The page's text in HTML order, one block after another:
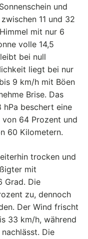
und
11 und 32
mit nur 6
volle 14,5
bei null
liegt bei nur
9 km/h mit Böen
Brise. Das
beschert eine
64 Prozent und
60 Kilometern.
trocken und
mit
Grad. Die
zu, dennoch
Der Wind frischt
33 km/h, während
Die